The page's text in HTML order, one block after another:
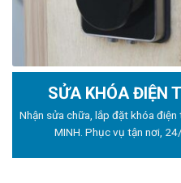
SỬA KHÓA ĐIỆN
Nhận sửa chữa, lắp đặt khóa
MINH. Phục vụ tận nơi,